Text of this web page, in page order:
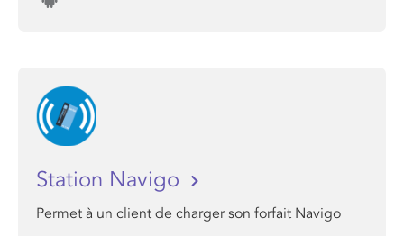
Station Navigo
Permet à un client de charger son forfait Navigo